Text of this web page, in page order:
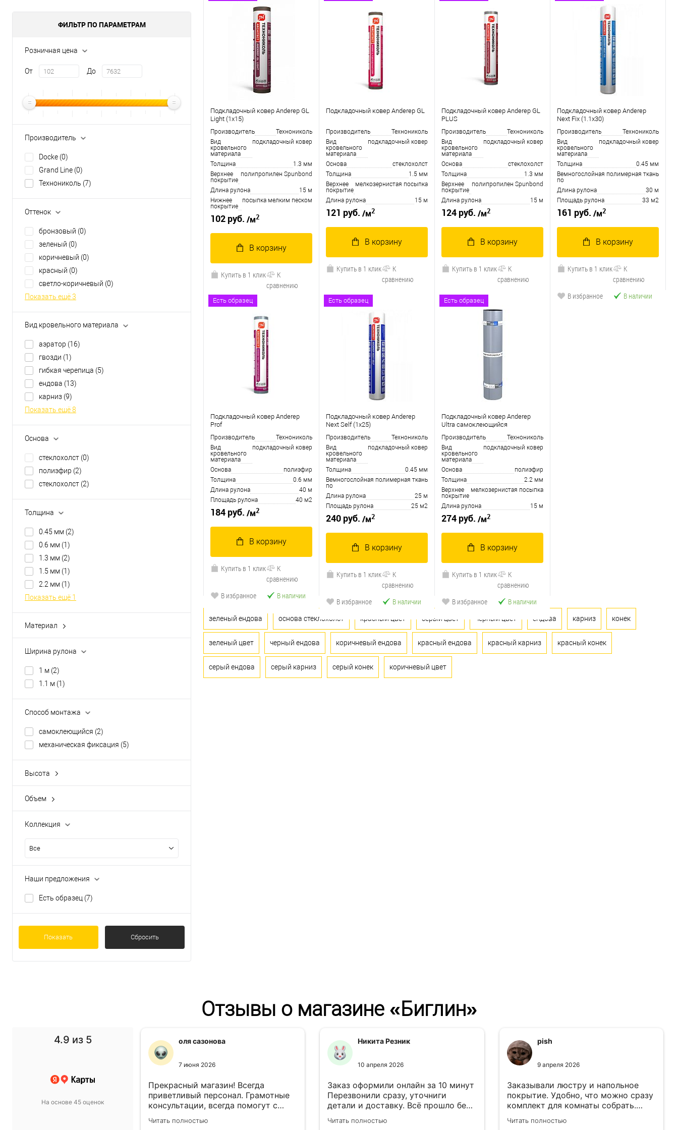
ФИЛЬТР ПО ПАРАМЕТРАМ
Розничная цена
От До
Производитель
Docke (0)
Grand Line (0)
Технониколь (7)
Оттенок
бронзовый (0)
зеленый (0)
коричневый (0)
красный (0)
светло-коричневый (0)
Показать ещё 3
Вид кровельного материала
аэратор (16)
гвозди (1)
гибкая черепица (5)
ендова (13)
карниз (9)
Показать ещё 8
Основа
cтеклохолст (0)
полиэфир (2)
стеклохолст (2)
Толщина
0.45 мм (2)
0.6 мм (1)
1.3 мм (2)
1.5 мм (1)
2.2 мм (1)
Показать ещё 1
Материал
битум(0)
полипропилен
Ширина рулона
1 м (2)
1.1 м (1)
Способ монтажа
cамоклеющийся (2)
механическая фиксация (5)
Высота
118 мм
30 мм(0)
Объем
0.29 л(0)
10 л(0)
Коллекция
Все
Наши предложения
Есть образец (7)
Показать Сбросить
Подкладочный ковер Anderep GL
Light (1х15)
Производитель
Технониколь
Вид
кровельного
материала
подкладочный ковер
Толщина
1.3 мм
Верхнее
покрытие
полипропилен Spunbond
Длина рулона
15 м
Нижнее
покрытие
посыпка мелким песком
102 руб. /м2
В корзину
Купить в 1 клик
К
сравнению
В избранное
Подкладочный ковер Anderep GL
Производитель
Технониколь
Вид
кровельного
материала
подкладочный ковер
Основа
стеклохолст
Толщина
1.5 мм
Верхнее
покрытие
мелкозернистая посыпка
Длина рулона 15 м
121 руб. /м2
В корзину
Купить в 1 клик
К
сравнению
В избранное
Подкладочный ковер Anderep GL
PLUS
Производитель
Технониколь
Вид
кровельного
материала
подкладочный ковер
Основа
стеклохолст
Толщина
1.3 мм
Верхнее
покрытие
полипропилен Spunbond
Длина рулона 15 м
124 руб. /м2
В корзину
Купить в 1 клик
К
сравнению
В избранное
Подкладочный ковер Anderep
Next Fix (1.1х30)
Производитель
Технониколь
Вид
кровельного
материала
подкладочный ковер
Толщина
0.45 мм
Верхнее
покрытие
многослойная полимерная ткань
Длина рулона
30 м
Площадь рулона
33 м2
161 руб. /м2
В корзину
Купить в 1 клик
К
сравнению
В избранное
В наличии
Есть образец
Подкладочный ковер Anderep
Prof
Производитель
Технониколь
Вид
кровельного
материала
подкладочный ковер
Основа
полиэфир
Толщина
0.6 мм
Длина рулона
40 м
Площадь рулона
40 м2
184 руб. /м2
В корзину
Купить в 1 клик
К
сравнению
В избранное
В наличии
Есть образец
Подкладочный ковер Anderep
Next Self (1х25)
Производитель
Технониколь
Вид
кровельного
материала
подкладочный ковер
Толщина
0.45 мм
Верхнее
покрытие
многослойная полимерная ткань
Длина рулона
25 м
Площадь рулона
25 м2
240 руб. /м2
В корзину
Купить в 1 клик
К
сравнению
В избранное
В наличии
Есть образец
Подкладочный ковер Anderep
Ultra самоклеющийся
Производитель
Технониколь
Вид
кровельного
материала
подкладочный ковер
Основа
полиэфир
Толщина
2.2 мм
Верхнее
покрытие
мелкозернистая посыпка
Длина рулона 15 м
274 руб. /м2
В корзину
Купить в 1 клик
К
сравнению
В избранное
В наличии
зеленый ендова основа стеклохолст красный цвет серый цвет черный цвет ендова карниз конек
зеленый цвет черный ендова коричневый ендова красный ендова красный карниз красный конек
серый ендова серый карниз серый конек коричневый цвет
Отзывы о магазине «Биглин»
4.9 из 5
На основе 45 оценок
просто супер!
какой хотели.
оля сазонова
7 июня 2026
Прекрасный магазин! Всегда
приветливый персонал. Грамотные
консультации, всегда помогут с
выбором! Всё привезли в
назначенный день!
Читать полностью
Никита Резник
10 апреля 2026
Заказ оформили онлайн за 10 минут
Перезвонили сразу, уточниги
детали и доставку. Всё прошло без
лишней суеты.
Читать полностью
pish
9 апреля 2026
Заказывали люстру и напольное
покрытие. Удобно, что можно сразу
комплект для комнаты собрать.
Цены адекватные.
Читать полностью